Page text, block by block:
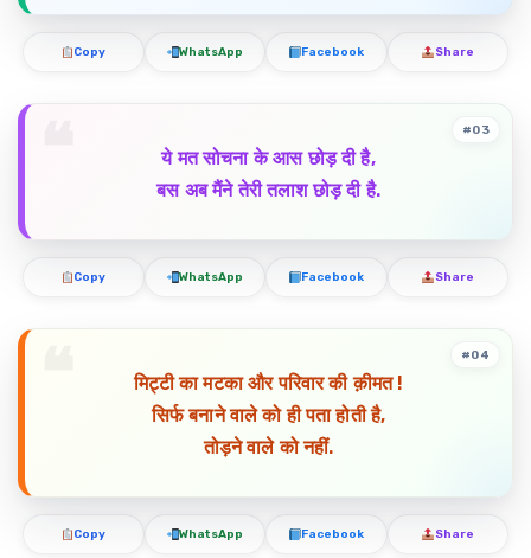
Copy WhatsApp Facebook Share
ये मत सोचना के आस छोड़ दी है,
बस अब मैंने तेरी तलाश छोड़ दी है.
#03
Copy WhatsApp Facebook Share
मिट्टी का मटका और परिवार की क़ीमत !
सिर्फ बनाने वाले को ही पता होती है,
तोड़ने वाले को नहीं.
#04
Copy WhatsApp Facebook Share